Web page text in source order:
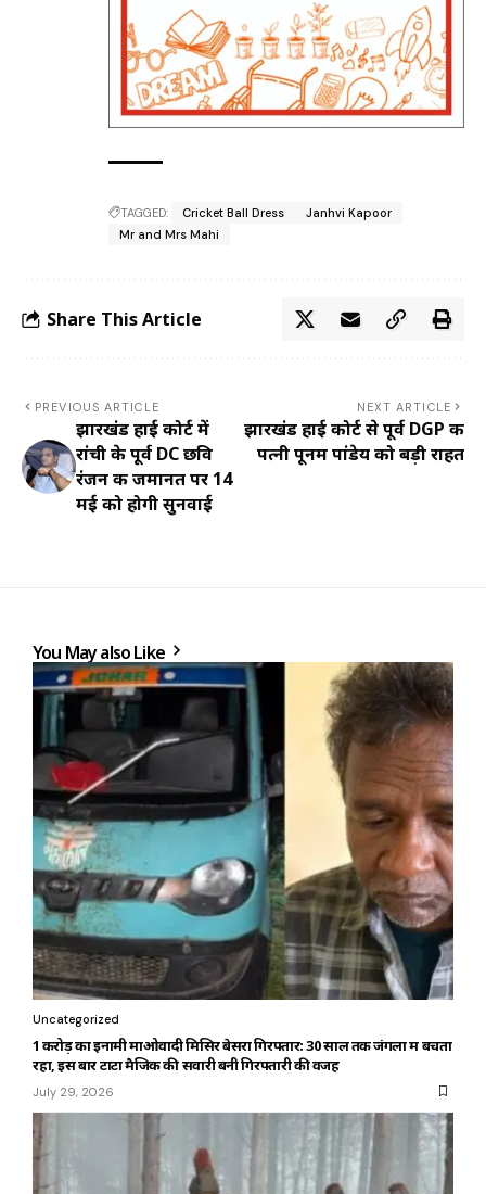
TAGGED: Cricket Ball Dress
Janhvi Kapoor
Mr and Mrs Mahi
Share This Article
PREVIOUS ARTICLE
झारखंड हाई कोर्ट में
रांची के पूर्व DC छवि
रंजन की जमानत पर 14
मई को होगी सुनवाई
NEXT ARTICLE
झारखंड हाई कोर्ट से पूर्व DGP की
पत्नी पूनम पांडेय को बड़ी राहत
You May also Like
Uncategorized
₹1 करोड़ का इनामी माओवादी मिसिर बेसरा गिरफ्तार: 30 साल तक जंगलों में बचता
रहा, इस बार टाटा मैजिक की सवारी बनी गिरफ्तारी की वजह
July 29, 2026